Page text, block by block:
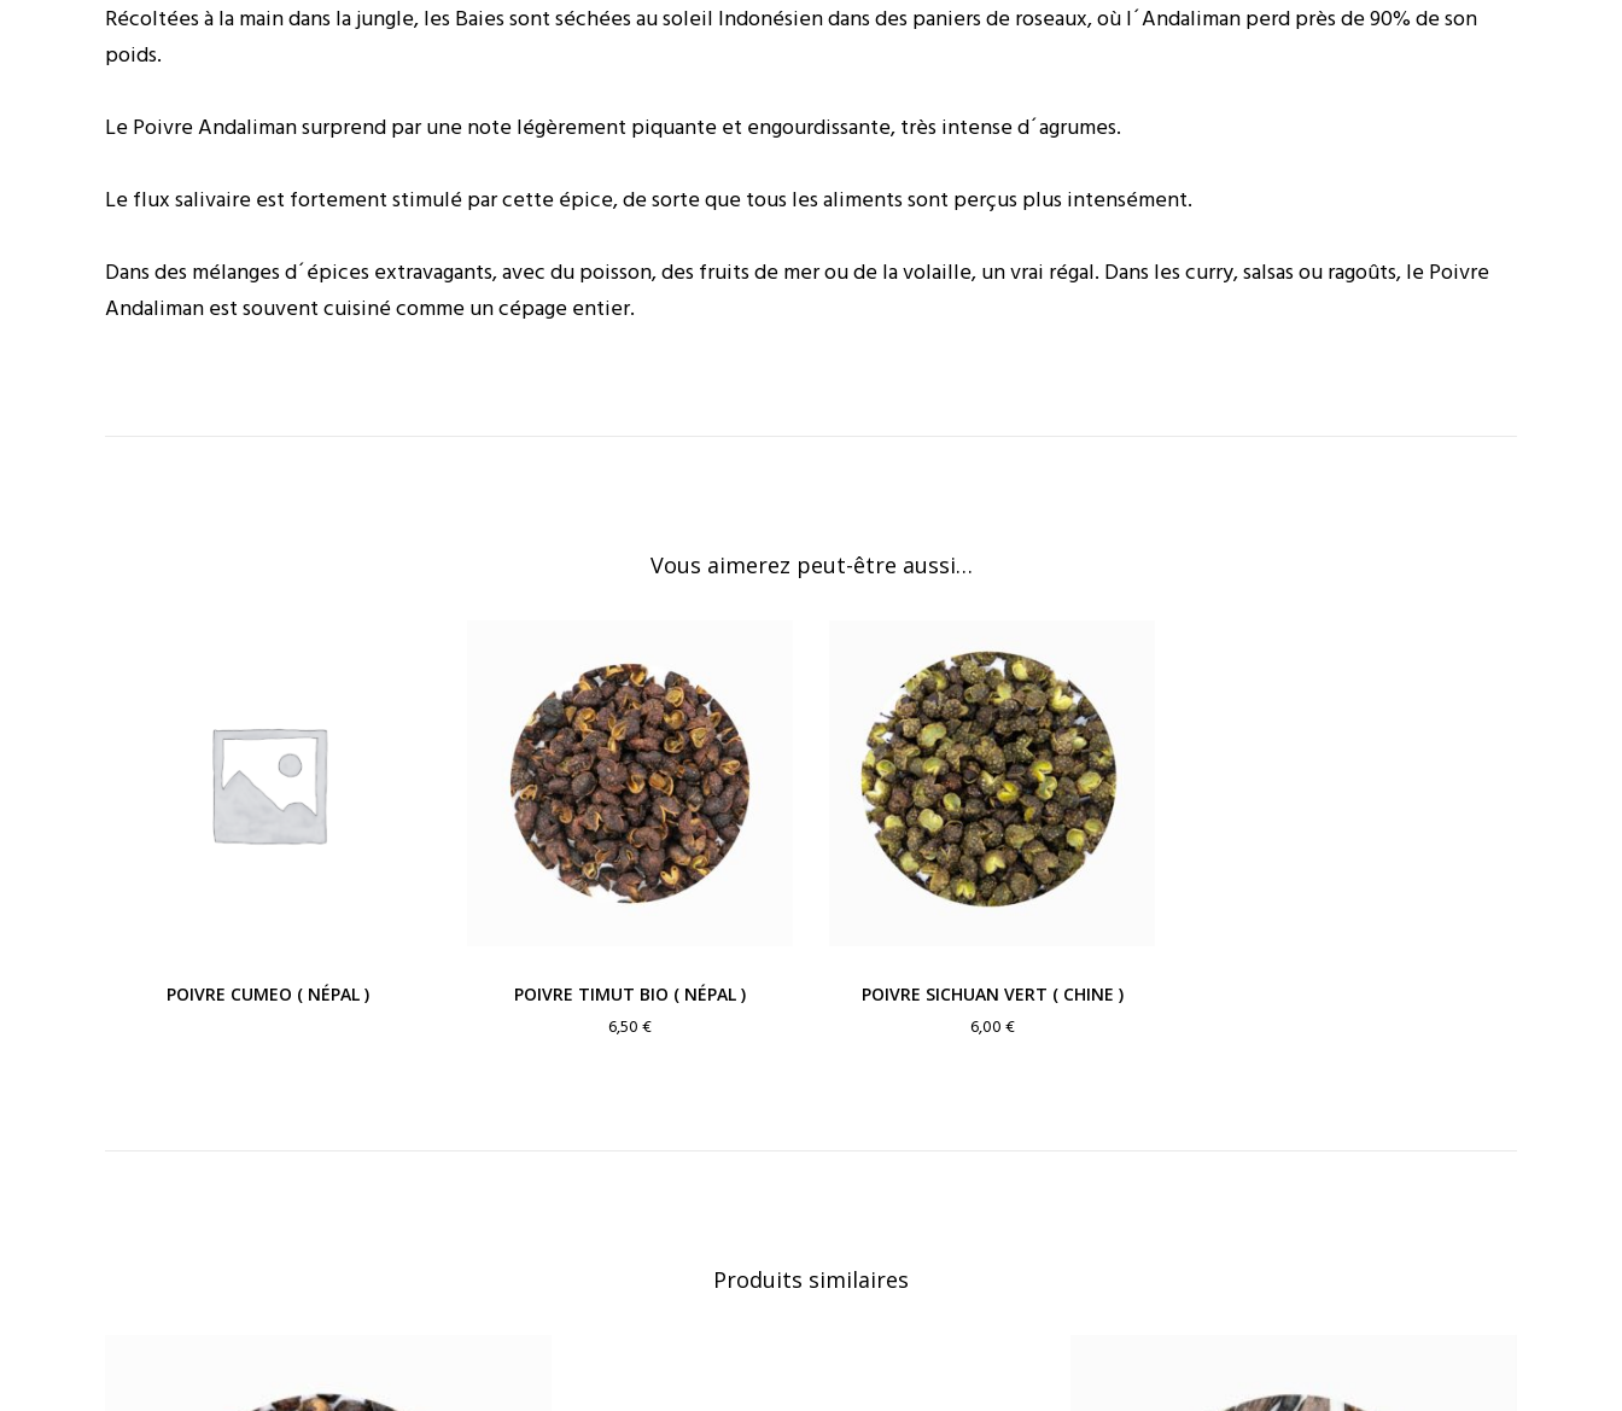
Récoltées à la main dans la jungle, les Baies sont séchées au soleil Indonésien dans des paniers de roseaux, où l´Andaliman perd près de 90% de son
poids.
Le Poivre Andaliman surprend par une note légèrement piquante et engourdissante, très intense d´agrumes.
Le flux salivaire est fortement stimulé par cette épice, de sorte que tous les aliments sont perçus plus intensément.
Dans des mélanges d´épices extravagants, avec du poisson, des fruits de mer ou de la volaille, un vrai régal. Dans les curry, salsas ou ragoûts, le Poivre
Andaliman est souvent cuisiné comme un cépage entier.
Vous aimerez peut-être aussi…
POIVRE CUMEO ( NÉPAL ) POIVRE TIMUT BIO ( NÉPAL )
6,50€
POIVRE SICHUAN VERT ( CHINE )
6,00€
Produits similaires